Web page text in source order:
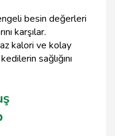
besin değerleri
karşılar.
kalori ve kolay
sağlığını